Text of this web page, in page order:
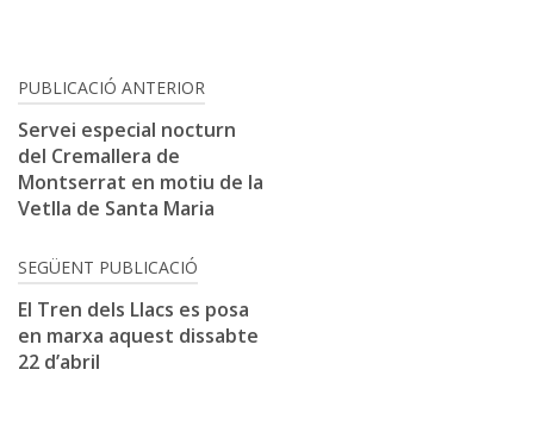
Navegació
d'entrades
PUBLICACIÓ ANTERIOR
Servei especial nocturn
del Cremallera de
Montserrat en motiu de la
Vetlla de Santa Maria
SEGÜENT PUBLICACIÓ
El Tren dels Llacs es posa
en marxa aquest dissabte
22 d’abril